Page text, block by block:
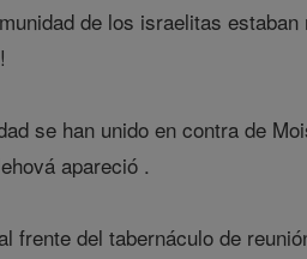
de los israelitas
se han unido en contra de
apareció .
frente del tabernáculo de